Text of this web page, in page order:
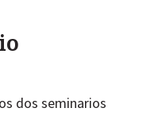
dos seminarios